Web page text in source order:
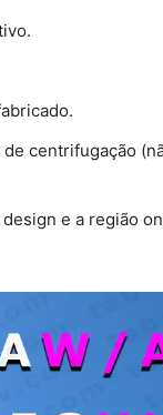
centrifugação
e a região